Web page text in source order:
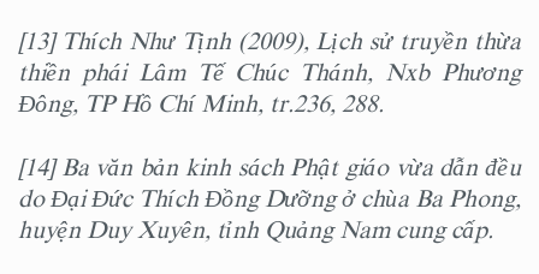
[13] Thích Như Tịnh (2009), Lịch sử truyền thừa
thiền phái Lâm Tế Chúc Thánh, Nxb Phương
Đông, TP Hồ Chí Minh, tr.236, 288.
[14] Ba văn bản kinh sách Phật giáo vừa dẫn đều
do Đại Đức Thích Đồng Dưỡng ở chùa Ba Phong,
huyện Duy Xuyên, tỉnh Quảng Nam cung cấp.